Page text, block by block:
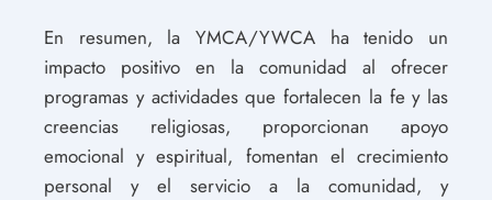
En resumen, la YMCA/YWCA ha tenido un
impacto positivo en la comunidad al ofrecer
programas y actividades que fortalecen la fe y las
creencias religiosas, proporcionan apoyo
emocional y espiritual, fomentan el crecimiento
personal y el servicio a la comunidad, y